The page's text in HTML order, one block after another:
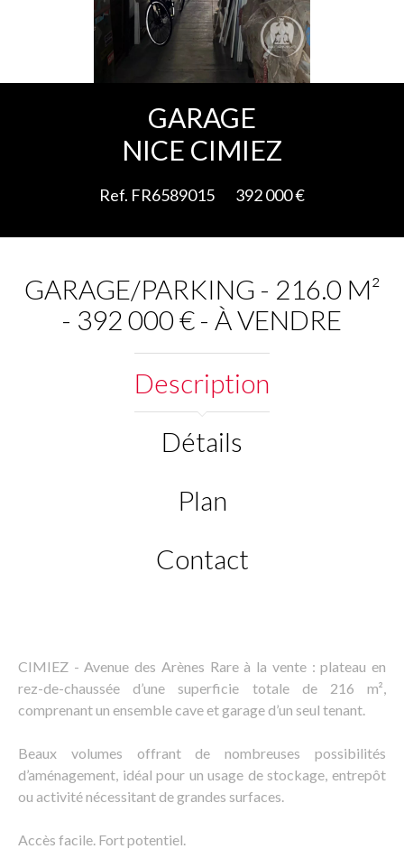
GARAGE
NICE CIMIEZ
Ref. FR6589015 392 000 €
GARAGE/PARKING - 216.0 M²
- 392 000 € - À VENDRE
Description
Détails
Plan
Contact
CIMIEZ - Avenue des Arènes Rare à la vente : plateau en
rez-de-chaussée d’une superficie totale de 216 m²,
comprenant un ensemble cave et garage d’un seul tenant.
Beaux volumes offrant de nombreuses possibilités
d’aménagement, idéal pour un usage de stockage, entrepôt
ou activité nécessitant de grandes surfaces.
Accès facile. Fort potentiel.